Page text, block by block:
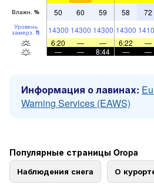
Влажн. % 50 60 59 58 72
Уровень
замерз. ft 14300 14300 14300 14300
6:20
— — 6:22 —
—
— 8:44 — —
Информация о лавинах:
Warning Services (EAWS)
Популярные страницы Oropa
Наблюдения снега О